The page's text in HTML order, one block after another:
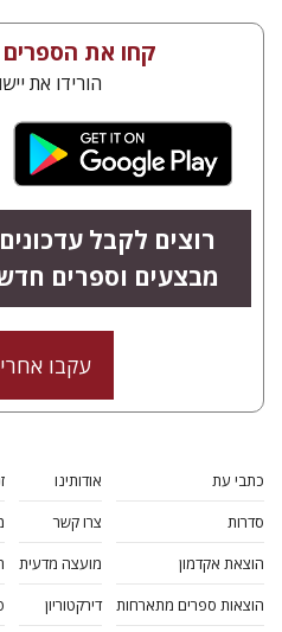
קחו את
הורידו את
רוצים לקבל
מבצעים וספרים
עקבו
כתבי עת
סדרות
הוצאת אקדמון
הוצאות ספרים מתארחות
אודותינו
צרו קשר
מועצה מדעית
דירקטוריון